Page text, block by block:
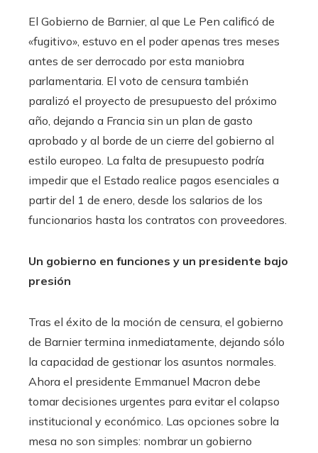
El Gobierno de Barnier, al que Le Pen calificó de
«fugitivo», estuvo en el poder apenas tres meses
antes de ser derrocado por esta maniobra
parlamentaria. El voto de censura también
paralizó el proyecto de presupuesto del próximo
año, dejando a Francia sin un plan de gasto
aprobado y al borde de un cierre del gobierno al
estilo europeo. La falta de presupuesto podría
impedir que el Estado realice pagos esenciales a
partir del 1 de enero, desde los salarios de los
funcionarios hasta los contratos con proveedores.
Un gobierno en funciones y un presidente bajo
presión
Tras el éxito de la moción de censura, el gobierno
de Barnier termina inmediatamente, dejando sólo
la capacidad de gestionar los asuntos normales.
Ahora el presidente Emmanuel Macron debe
tomar decisiones urgentes para evitar el colapso
institucional y económico. Las opciones sobre la
mesa no son simples: nombrar un gobierno